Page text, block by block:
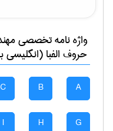
واژه نامه تخصصی
حروف الفبا (انگلیسی
A
B
C
G
H
I